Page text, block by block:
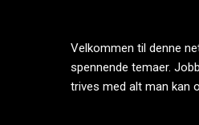
Velkommen til denne
spennende temaer.
trives med alt man kan